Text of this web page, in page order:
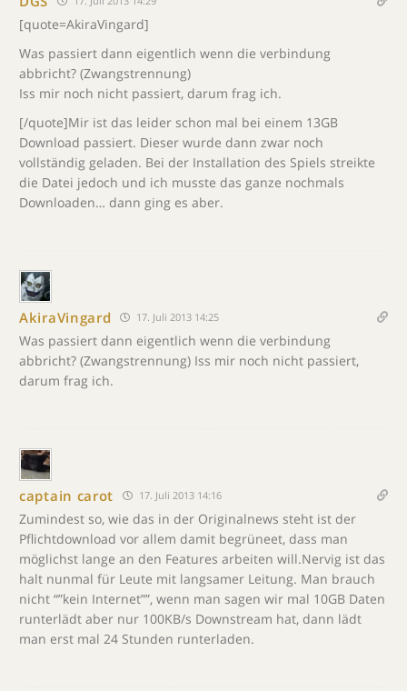
[quote=AkiraVingard]
Was passiert dann eigentlich wenn die verbindung
abbricht? (Zwangstrennung)
Iss mir noch nicht passiert, darum frag ich.
[/quote]Mir ist das leider schon mal bei einem 13GB
Download passiert. Dieser wurde dann zwar noch
vollständig geladen. Bei der Installation des Spiels streikte
die Datei jedoch und ich musste das ganze nochmals
Downloaden… dann ging es aber.
AkiraVingard 17. Juli 2013 14:25
Was passiert dann eigentlich wenn die verbindung
abbricht? (Zwangstrennung) Iss mir noch nicht passiert,
darum frag ich.
captain carot 17. Juli 2013 14:16
Zumindest so, wie das in der Originalnews steht ist der
Pflichtdownload vor allem damit begrüneet, dass man
möglichst lange an den Features arbeiten will.Nervig ist das
halt nunmal für Leute mit langsamer Leitung. Man brauch
nicht “”kein Internet””, wenn man sagen wir mal 10GB Daten
runterlädt aber nur 100KB/s Downstream hat, dann lädt
man erst mal 24 Stunden runterladen.